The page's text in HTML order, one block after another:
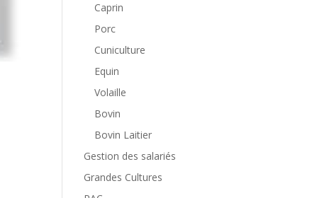
Caprin
Porc
Cuniculture
Equin
Volaille
Bovin
Bovin Laitier
Gestion des salariés
Grandes Cultures